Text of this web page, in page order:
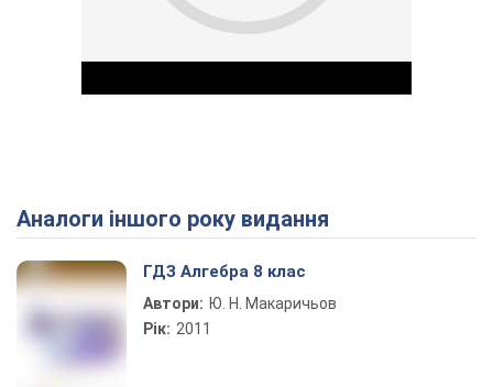
Play Video
Аналоги іншого року видання
ГДЗ Алгебра 8 клас
Автори: Ю. Н. Макаричьов
Рік: 2011